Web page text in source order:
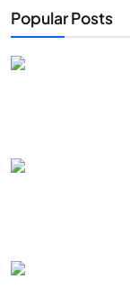
Popular Posts